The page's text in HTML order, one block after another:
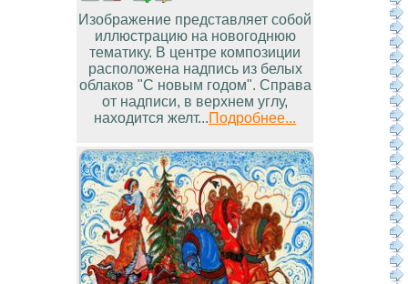
Изображение представляет собой
иллюстрацию на новогоднюю
тематику. В центре композиции
расположена надпись из белых
облаков "С новым годом". Справа
от надписи, в верхнем углу,
находится желт...Подробнее...